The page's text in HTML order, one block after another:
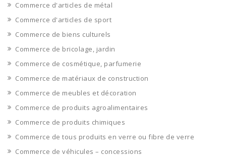
Commerce d'articles de métal
Commerce d'articles de sport
Commerce de biens culturels
Commerce de bricolage, jardin
Commerce de cosmétique, parfumerie
Commerce de matériaux de construction
Commerce de meubles et décoration
Commerce de produits agroalimentaires
Commerce de produits chimiques
Commerce de tous produits en verre ou fibre de verre
Commerce de véhicules – concessions